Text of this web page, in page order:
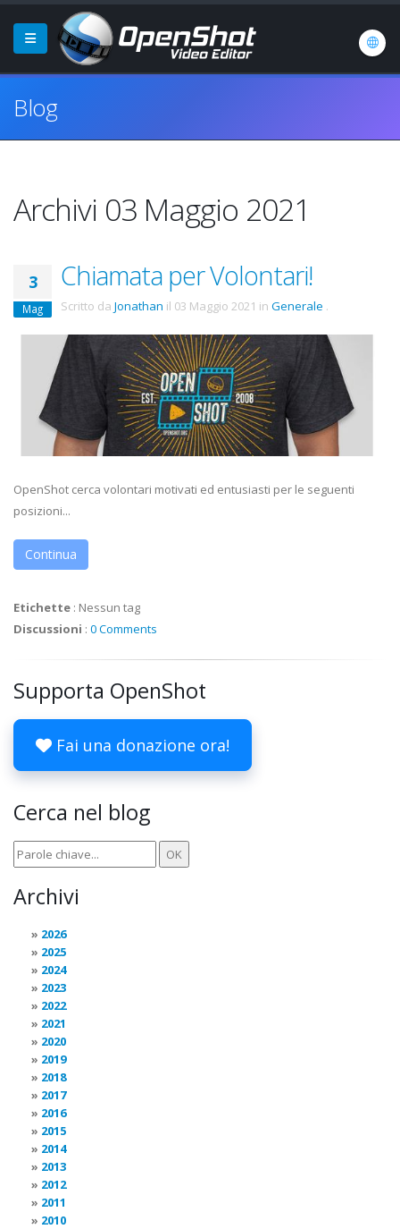
Blog
Archivi 03 Maggio 2021
3
Mag
Chiamata per Volontari!
Scritto da Jonathan il 03 Maggio 2021 in Generale .
OpenShot cerca volontari motivati ed entusiasti per le seguenti
posizioni...
Continua
Etichette : Nessun tag
Discussioni : 0 Comments
Supporta OpenShot
Fai una donazione ora!
Cerca nel blog
Archivi
2026
2025
2024
2023
2022
2021
2020
2019
2018
2017
2016
2015
2014
2013
2012
2011
2010